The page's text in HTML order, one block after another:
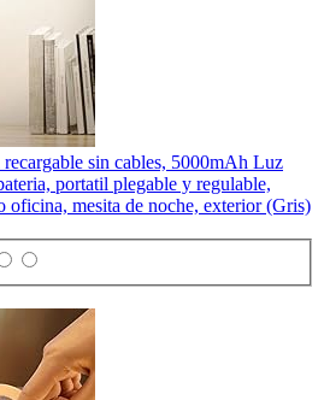
sin cables, 5000mAh Luz
portatil plegable y regulable,
oficina, mesita de noche, exterior (Gris)